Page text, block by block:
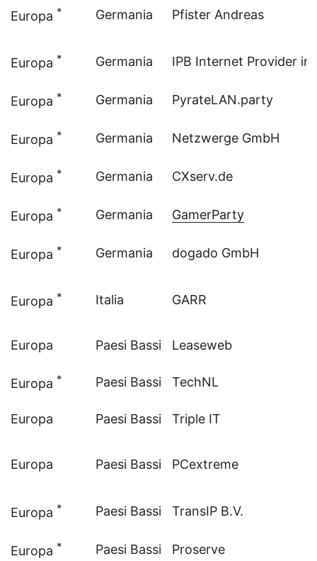
Europa * Germania Pfister Andreas
Europa * Germania IPB Internet Provider in
Europa * Germania PyrateLAN.party
Europa * Germania Netzwerge GmbH
Europa * Germania CXserv.de
Europa * Germania GamerParty
Europa * Germania dogado GmbH
Europa * Italia GARR
Europa Paesi Bassi Leaseweb
Europa * Paesi Bassi TechNL
Europa Paesi Bassi Triple IT
Europa Paesi Bassi PCextreme
Europa * Paesi Bassi TransIP B.V.
Europa * Paesi Bassi Proserve